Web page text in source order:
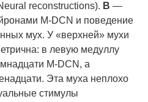
reconstructions). B —
M-DCN и поведение
мух. У «верхней» мухи
в левую медуллу
M-DCN, а
Эта муха неплохо
стимулы